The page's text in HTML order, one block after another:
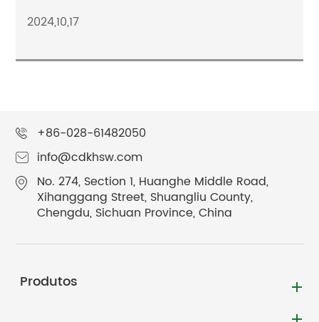
2024,10,17
+86-028-61482050
info@cdkhsw.com
No. 274, Section 1, Huanghe Middle Road,
Xihanggang Street, Shuangliu County,
Chengdu, Sichuan Province, China
Produtos